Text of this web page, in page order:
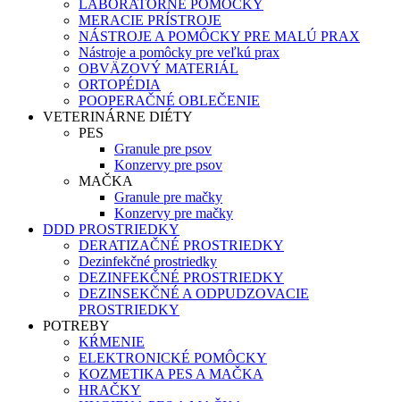
LABORATÓRNE POMÔCKY
MERACIE PRÍSTROJE
NÁSTROJE A POMÔCKY PRE MALÚ PRAX
Nástroje a pomôcky pre veľkú prax
OBVÄZOVÝ MATERIÁL
ORTOPÉDIA
POOPERAČNÉ OBLEČENIE
VETERINÁRNE DIÉTY
PES
Granule pre psov
Konzervy pre psov
MAČKA
Granule pre mačky
Konzervy pre mačky
DDD PROSTRIEDKY
DERATIZAČNÉ PROSTRIEDKY
Dezinfekčné prostriedky
DEZINFEKČNÉ PROSTRIEDKY
DEZINSEKČNÉ A ODPUDZOVACIE
PROSTRIEDKY
POTREBY
KŔMENIE
ELEKTRONICKÉ POMÔCKY
KOZMETIKA PES A MAČKA
HRAČKY